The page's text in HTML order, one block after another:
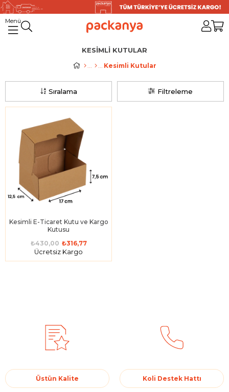
KESIMLI KUTULAR
Kesimli Kutular
Filtreleme
Sıralama
Kesimli E-Ticaret Kutu ve Kargo
Kutusu
₺316,77
₺430,00
Ücretsiz Kargo
Üstün Kalite Koli Destek Hattı